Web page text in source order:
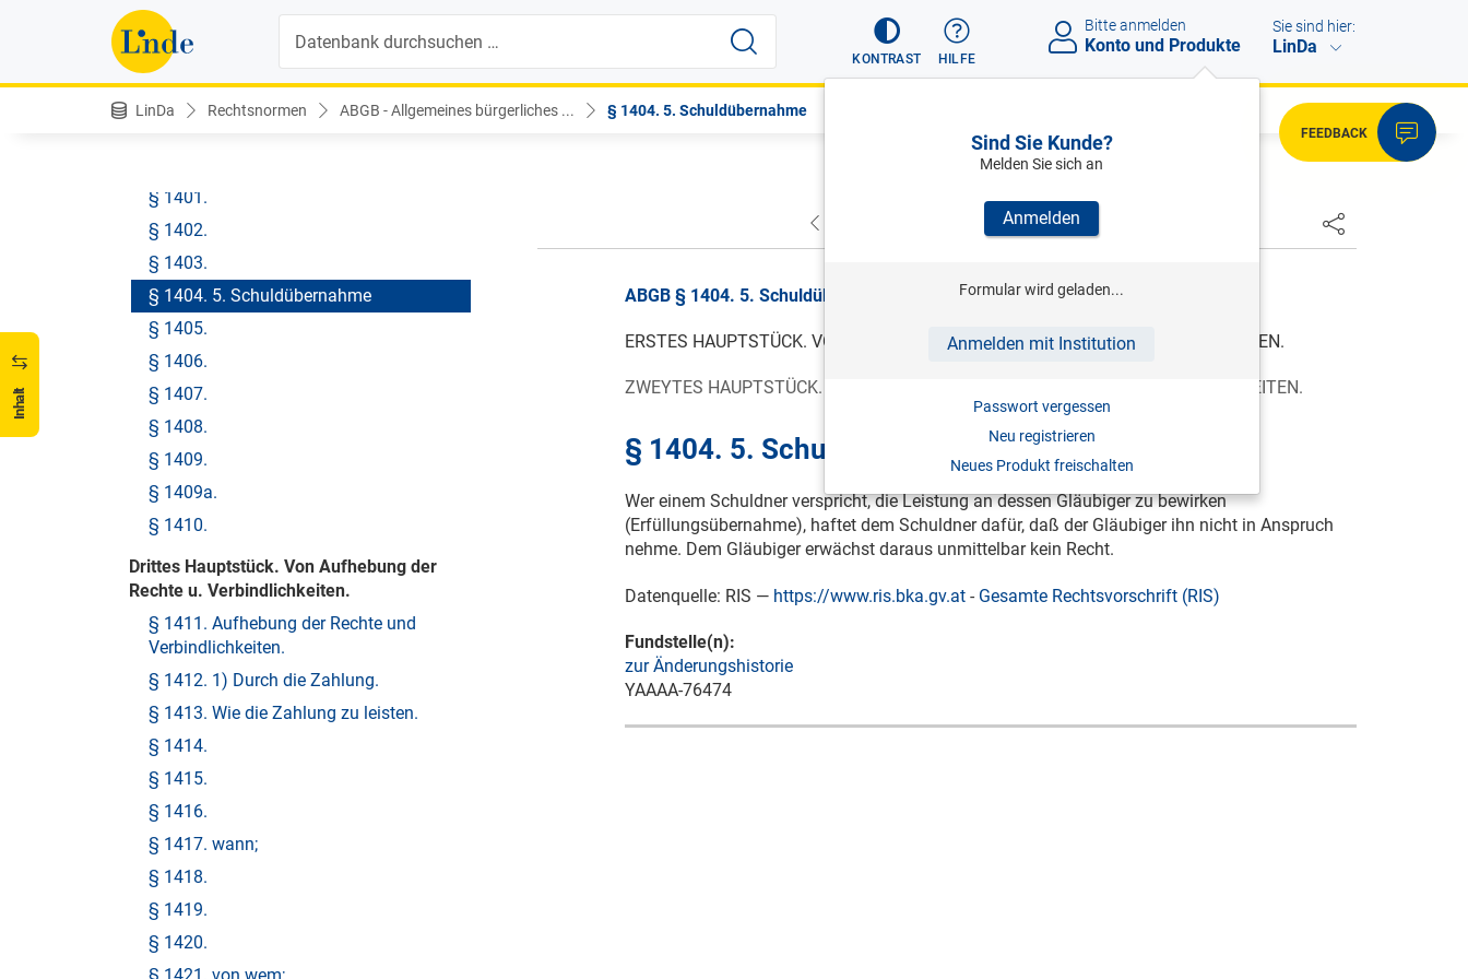
KONTRAST HILFE
Bitte anmelden
Konto und Produkte
Sind Sie Kunde?
Melden Sie sich an
Anmelden
Formular wird geladen...
Anmelden mit Institution
Passwort vergessen
Neu registrieren
Neues Produkt freischalten
Sie sind hier:
LinDa
LinDa Rechtsnormen ABGB - Allgemeines bürgerliches ... § 1404. 5. Schuldübernahme
FEEDBACK
Inhalt
§ 1396a. Zessionsverbot
§ 1397. Haftung des Cedenten.
§ 1398.
§ 1401.
§ 1402.
§ 1403.
§ 1404. 5. Schuldübernahme
§ 1405.
§ 1406.
§ 1407.
§ 1408.
§ 1409.
§ 1409a.
§ 1410.
Drittes Hauptstück. Von Aufhebung der
Rechte u. Verbindlichkeiten.
§ 1411. Aufhebung der Rechte und
Verbindlichkeiten.
§ 1412. 1) Durch die Zahlung.
§ 1413. Wie die Zahlung zu leisten.
§ 1414.
§ 1415.
§ 1416.
§ 1417. wann;
§ 1418.
§ 1419.
§ 1420.
NÄCHSTER
ABGB § 1404. 5. Schuldübernahme, RGBl. Nr. 69/1916, gültig ab 01.01.1917
ERSTES HAUPTSTÜCK. VON BEFESTIGUNG DER RECHTE UND VERBINDLICHKEITEN.
ZWEYTES HAUPTSTÜCK. VON UMÄNDERUNG DER RECHTE UND VERBINDLICHKEITEN.
§ 1404. 5. Schuldübernahme
Wer einem Schuldner verspricht, die Leistung an dessen Gläubiger zu bewirken
(Erfüllungsübernahme), haftet dem Schuldner dafür, daß der Gläubiger ihn nicht in Anspruch
nehme. Dem Gläubiger erwächst daraus unmittelbar kein Recht.
Datenquelle: RIS — https://www.ris.bka.gv.at - Gesamte Rechtsvorschrift (RIS)
Fundstelle(n):
zur Änderungshistorie
YAAAA-76474